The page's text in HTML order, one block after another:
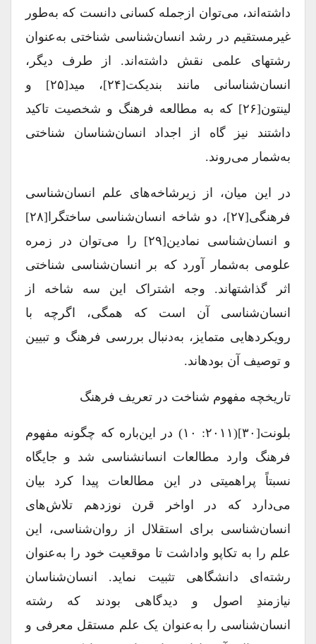
داشته‌اند، می‌توان ازجمله کسانی دانست که به‌طور
غیرمستقیم در رشد انسان‌شناسی شناختی به‌عنوان
رشته‎ای علمی نقش داشته‌اند. از طرف دیگر،
انسان‌شناسانی مانند بندیکت[۲۴]، مید[۲۵] و
لینتون[۲۶] که به مطالعه فرهنگ و شخصیت تاکید
داشتند نیز گاه از اجداد انسان‌شناسان شناختی
به‌شمار می‌روند.
در این میان، از زیرشاخه‌های علم انسان‌شناسی
فرهنگی[۲۷]، دو شاخه انسان‌شناسی ساختگرا[۲۸]
و انسان‌شناسی نمادین[۲۹] را می‌توان در زمره
علومی به‌شمار آورد که بر انسان‌شناسی شناختی
اثر گذاشته‎اند. وجه اشتراک این سه شاخه از
انسان‌شناسی آن است که همگی، اگرچه با
رویکردهایی متمایز، به‌دنبال بررسی فرهنگ و تبیین
و توصیف آن بوده‎اند.
تاریخچه مفهوم شناخت در تعریف فرهنگ
بلونت[۳۰](۲۰۱۱: ۱۰) در این‎‌باره که چگونه مفهوم
فرهنگ وارد مطالعات انسان‎شناسی شد و جایگاه
نسبتاً پراهمیتی در این مطالعات پیدا کرد بیان
می‌دارد که در اواخر قرن نوزدهم تلاش‌های
انسان‌شناسی برای استقلال از روان‌شناسی، این
علم را به تکاپو واداشت تا موقعیت خود را به‌عنوان
رشته‌ای دانشگاهی تثبیت نماید. انسان‌‌شناسان
نیازمندِ اصول و دیدگاهی بودند که رشته‌
انسان‌شناسی را به‌عنوان یک علم مستقل معرفی و